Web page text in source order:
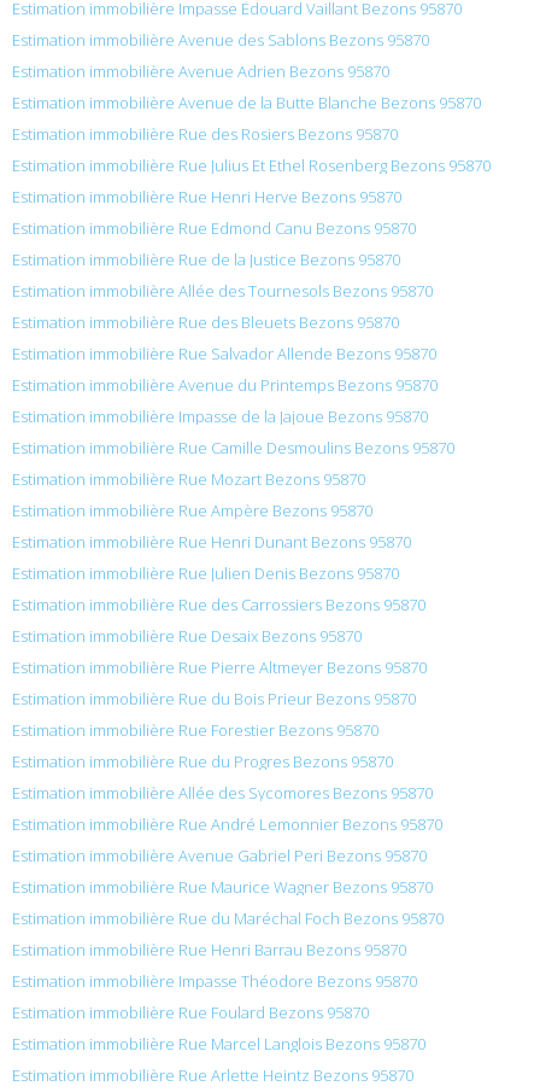
Estimation immobilière Impasse Édouard Vaillant Bezons 95870
Estimation immobilière Avenue des Sablons Bezons 95870
Estimation immobilière Avenue Adrien Bezons 95870
Estimation immobilière Avenue de la Butte Blanche Bezons 95870
Estimation immobilière Rue des Rosiers Bezons 95870
Estimation immobilière Rue Julius Et Ethel Rosenberg Bezons 95870
Estimation immobilière Rue Henri Herve Bezons 95870
Estimation immobilière Rue Edmond Canu Bezons 95870
Estimation immobilière Rue de la Justice Bezons 95870
Estimation immobilière Allée des Tournesols Bezons 95870
Estimation immobilière Rue des Bleuets Bezons 95870
Estimation immobilière Rue Salvador Allende Bezons 95870
Estimation immobilière Avenue du Printemps Bezons 95870
Estimation immobilière Impasse de la Jajoue Bezons 95870
Estimation immobilière Rue Camille Desmoulins Bezons 95870
Estimation immobilière Rue Mozart Bezons 95870
Estimation immobilière Rue Ampère Bezons 95870
Estimation immobilière Rue Henri Dunant Bezons 95870
Estimation immobilière Rue Julien Denis Bezons 95870
Estimation immobilière Rue des Carrossiers Bezons 95870
Estimation immobilière Rue Desaix Bezons 95870
Estimation immobilière Rue Pierre Altmeyer Bezons 95870
Estimation immobilière Rue du Bois Prieur Bezons 95870
Estimation immobilière Rue Forestier Bezons 95870
Estimation immobilière Rue du Progres Bezons 95870
Estimation immobilière Allée des Sycomores Bezons 95870
Estimation immobilière Rue André Lemonnier Bezons 95870
Estimation immobilière Avenue Gabriel Peri Bezons 95870
Estimation immobilière Rue Maurice Wagner Bezons 95870
Estimation immobilière Rue du Maréchal Foch Bezons 95870
Estimation immobilière Rue Henri Barrau Bezons 95870
Estimation immobilière Impasse Théodore Bezons 95870
Estimation immobilière Rue Foulard Bezons 95870
Estimation immobilière Rue Marcel Langlois Bezons 95870
Estimation immobilière Rue Arlette Heintz Bezons 95870